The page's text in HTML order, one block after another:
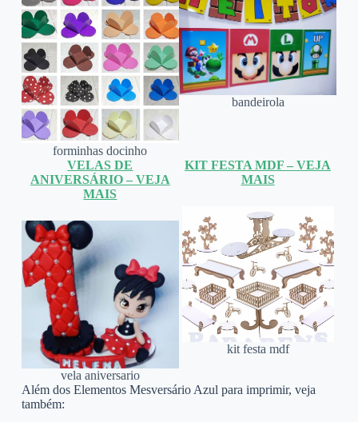
forminhas docinho
bandeirola
VELAS DE
ANIVERSÁRIO – VEJA
MAIS
vela aniversario
KIT FESTA MDF – VEJA
MAIS
kit festa mdf
Além dos Elementos Mesversário Azul para imprimir, veja
também: